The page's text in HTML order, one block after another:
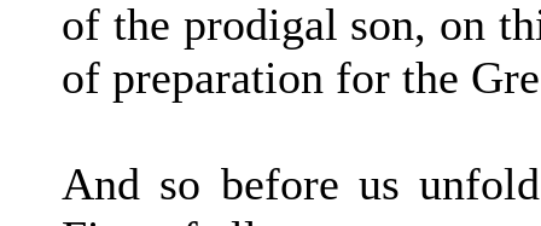
of the prodigal son, on
of preparation for the
And so before us